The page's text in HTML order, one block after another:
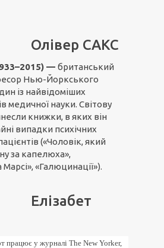
Олівер САКС
— британський
Нью-Йоркського
із найвідоміших
медичної науки. Світову
книжки, в яких він
випадки психічних
(«Чоловік, який
за капелюха»,
«Галюцинації»).
Елізабет
працює у журналі The New Yorker,